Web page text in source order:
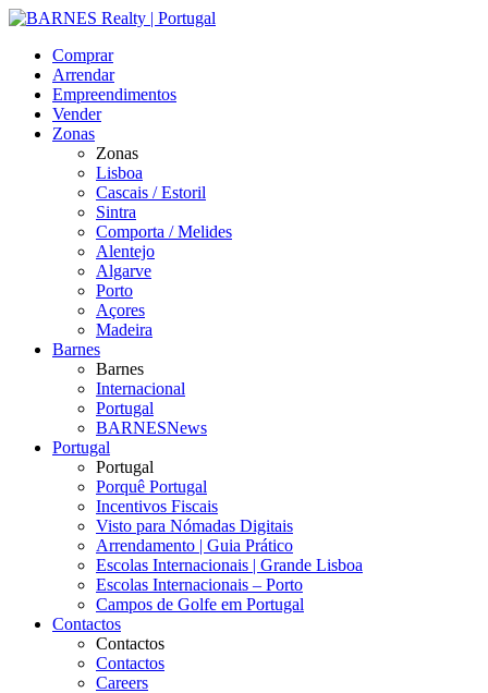
Comprar
Arrendar
Empreendimentos
Vender
Zonas
Zonas
Lisboa
Cascais / Estoril
Sintra
Comporta / Melides
Alentejo
Algarve
Porto
Açores
Madeira
Barnes
Barnes
Internacional
Portugal
BARNESNews
Portugal
Portugal
Porquê Portugal
Incentivos Fiscais
Visto para Nómadas Digitais
Arrendamento | Guia Prático
Escolas Internacionais | Grande Lisboa
Escolas Internacionais – Porto
Campos de Golfe em Portugal
Contactos
Contactos
Contactos
Careers